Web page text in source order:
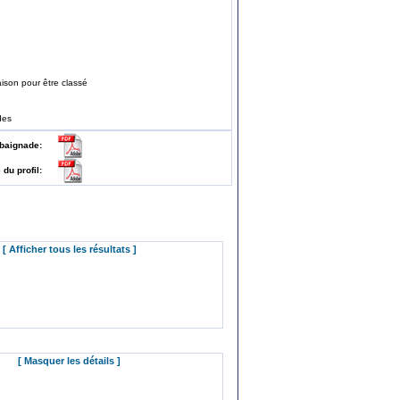
pour être classé
baignade:
du profil:
[ Afficher tous les résultats ]
[ Masquer les détails ]